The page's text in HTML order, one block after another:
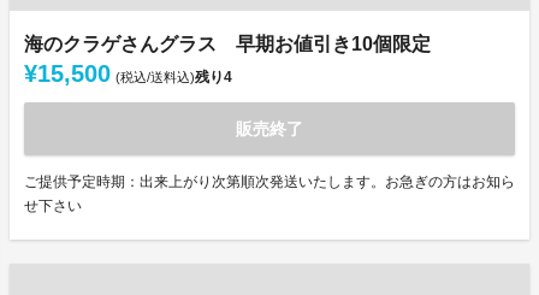
海のクラゲさんグラス 早期お値引き10個限定
¥15,500 (税込/送料込)残り4
販売終了
ご提供予定時期：出来上がり次第順次発送いたします。お急ぎの方はお知ら
せ下さい